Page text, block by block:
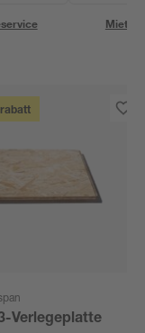
Verlegeplatte